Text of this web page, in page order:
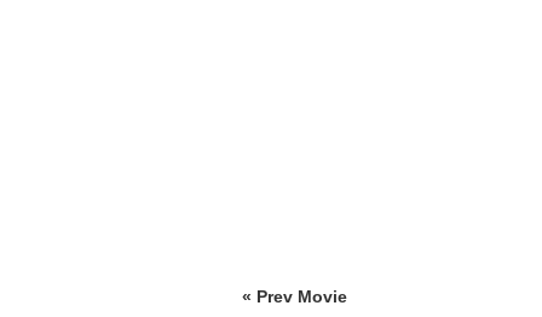
« Prev Movie